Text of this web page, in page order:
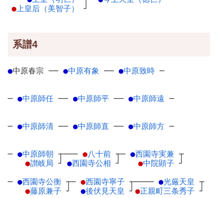
●上皇后（美智子） ┘
系譜4
●中原春宗 ── ●中原有象 ── ●中原致時 ─
─ ●中原師任 ── ●中原師平 ── ●中原師遠 ─
─ ●中原師清 ── ●中原師直 ── ●中原師方 ─
─ ●中原師朝 ┬
●讃岐局 ┘
─── ●八十前 ┬
●西園寺公相 ┘
─ ●西園寺実兼 ┬
●中院顕子 ┘
─ ●西園寺公衡 ┬
●藤原兼子 ┘
─ ●西園寺寧子 ┬
●後伏見天皇 ┘
──── ●光厳天皇 ┬
●正親町三条秀子 ┘